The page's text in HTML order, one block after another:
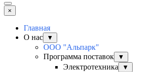
×
Главная
О нас
▼
ООО "Альпарк"
Программа поставок
▼
Электротехника ▼